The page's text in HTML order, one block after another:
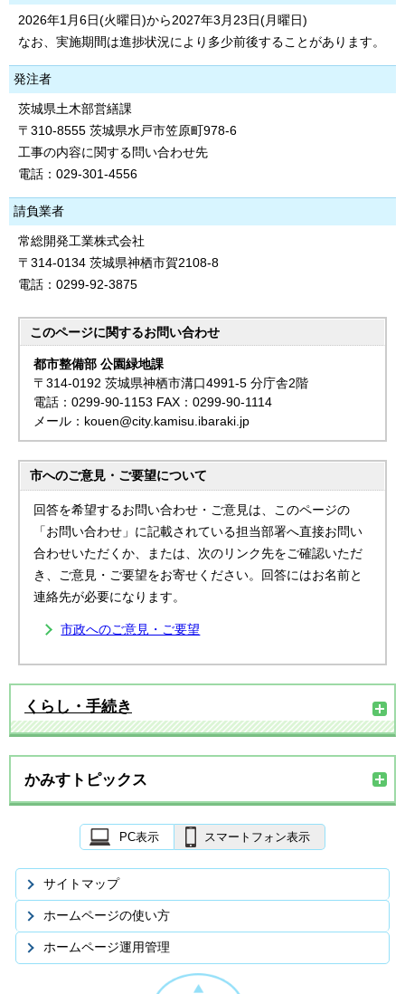
2026年1月6日(火曜日)から2027年3月23日(月曜日)
なお、実施期間は進捗状況により多少前後することがあります。
発注者
茨城県土木部営繕課
〒310-8555 茨城県水戸市笠原町978-6
工事の内容に関する問い合わせ先
電話：029-301-4556
請負業者
常総開発工業株式会社
〒314-0134 茨城県神栖市賀2108-8
電話：0299-92-3875
このページに関するお問い合わせ
都市整備部 公園緑地課
〒314-0192 茨城県神栖市溝口4991-5 分庁舎2階
電話：0299-90-1153 FAX：0299-90-1114
メール：kouen@city.kamisu.ibaraki.jp
市へのご意見・ご要望について
回答を希望するお問い合わせ・ご意見は、このページの
「お問い合わせ」に記載されている担当部署へ直接お問い
合わせいただくか、または、次のリンク先をご確認いただ
き、ご意見・ご要望をお寄せください。回答にはお名前と
連絡先が必要になります。
市政へのご意見・ご要望
くらし・手続き
かみすトピックス
PC表示 スマートフォン表示
サイトマップ
ホームページの使い方
ホームページ運用管理